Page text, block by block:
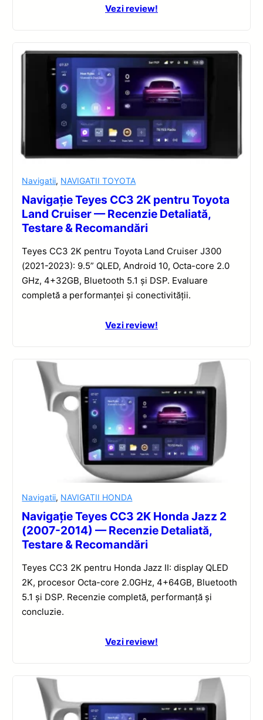
Vezi review!
Navigatii, NAVIGATII TOYOTA
Navigație Teyes CC3 2K pentru Toyota
Land Cruiser — Recenzie Detaliată,
Testare & Recomandări
Teyes CC3 2K pentru Toyota Land Cruiser J300
(2021-2023): 9.5” QLED, Android 10, Octa-core 2.0
GHz, 4+32GB, Bluetooth 5.1 și DSP. Evaluare
completă a performanței și conectivității.
Vezi review!
Navigatii, NAVIGATII HONDA
Navigație Teyes CC3 2K Honda Jazz 2
(2007-2014) — Recenzie Detaliată,
Testare & Recomandări
Teyes CC3 2K pentru Honda Jazz II: display QLED
2K, procesor Octa-core 2.0GHz, 4+64GB, Bluetooth
5.1 și DSP. Recenzie completă, performanță și
concluzie.
Vezi review!